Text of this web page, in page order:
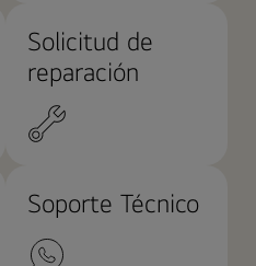
Solicitud de
reparación
Soporte Técnico